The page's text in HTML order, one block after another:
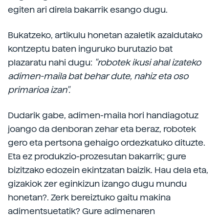
egiten ari direla bakarrik esango dugu.
Bukatzeko, artikulu honetan azaletik azaldutako
kontzeptu baten inguruko burutazio bat
plazaratu nahi dugu: "robotek ikusi ahal izateko
adimen-maila bat behar dute, nahiz eta oso
primarioa izan".
Dudarik gabe, adimen-maila hori handiagotuz
joango da denboran zehar eta beraz, robotek
gero eta pertsona gehaigo ordezkatuko dituzte.
Eta ez produkzio-prozesutan bakarrik; gure
bizitzako edozein ekintzatan baizik. Hau dela eta,
gizakiok zer eginkizun izango dugu mundu
honetan?. Zerk bereiztuko gaitu makina
adimentsuetatik? Gure adimenaren